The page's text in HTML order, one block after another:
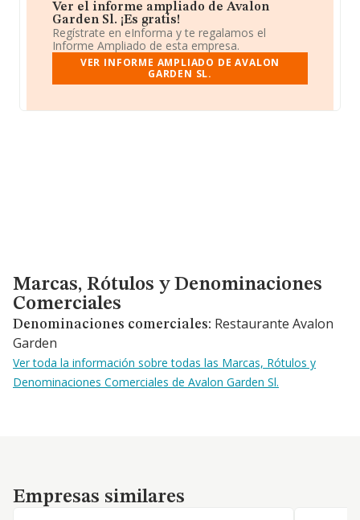
Ver el informe ampliado de Avalon
Garden Sl. ¡Es gratis!
Regístrate en eInforma y te regalamos el
Informe Ampliado de esta empresa.
VER INFORME AMPLIADO DE AVALON
GARDEN SL.
Marcas, Rótulos y Denominaciones Comerciales
Marcas, Rótulos y Denominaciones
Comerciales
Denominaciones comerciales: Restaurante Avalon
Garden
Ver toda la información sobre todas las Marcas, Rótulos y
Denominaciones Comerciales de Avalon Garden Sl.
Empresas similares
Empresas similares